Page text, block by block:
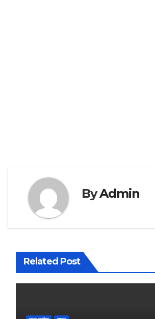
ByAdmin
Related Post